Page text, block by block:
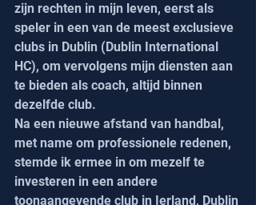
zijn rechten in mijn leven, eerst als
speler in een van de meest exclusieve
clubs in Dublin (Dublin International
HC), om vervolgens mijn diensten aan
te bieden als coach, altijd binnen
dezelfde club.
Na een nieuwe afstand van handbal,
met name om professionele redenen,
stemde ik ermee in om mezelf te
investeren in een andere
toonaangevende club in Ierland, Dublin